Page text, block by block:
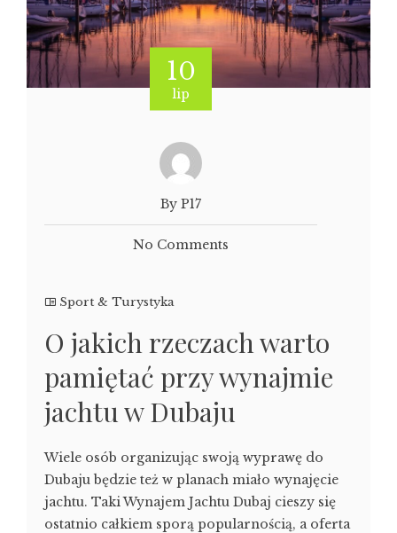
10
lip
By P17
No Comments
Sport & Turystyka
O jakich rzeczach warto
pamiętać przy wynajmie
jachtu w Dubaju
Wiele osób organizując swoją wyprawę do
Dubaju będzie też w planach miało wynajęcie
jachtu. Taki Wynajem Jachtu Dubaj cieszy się
ostatnio całkiem sporą popularnością, a oferta